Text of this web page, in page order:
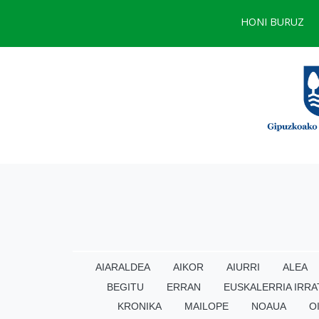
HONI BURUZ
AIARALDEA AIKOR AIURRI ALEA
BEGITU
ERRAN EUSKALERRIA
KRONIKA
MAILOPE NOAUA